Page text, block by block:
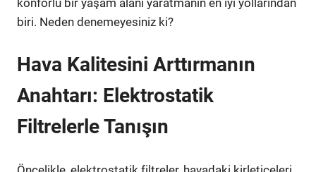
biri. Neden denemeyesiniz ki?
Hava Kalitesini Arttırmanın
Anahtarı: Elektrostatik
Filtrelerle Tanışın